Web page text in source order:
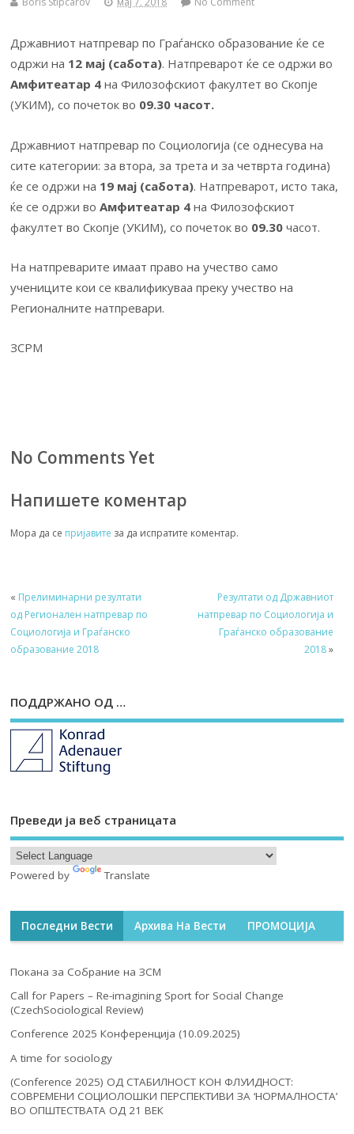
Државниот натпревар по Граѓанско образование ќе се
одржи на 12 мај (сабота). Натпреварот ќе се одржи во
Амфитеатар 4 на Филозофскиот факултет во Скопје
(УКИМ), со почеток во 09.30 часот.
Државниот натпревар по Социологија (се однесува на
сите категории: за втора, за трета и за четврта година)
ќе се одржи на 19 мај (сабота). Натпреварот, исто така,
ќе се одржи воАмфитеатар 4 на Филозофскиот
факултет во Скопје (УКИМ), со почеток во 09.30 часот.
На натпреварите имаат право на учество само
учениците кои се квалификуваа преку учество на
Регионалните натпревари.
ЗСРМ
No Comments Yet
Напишете коментар
Мора да се пријавите за да испратите коментар.
« Прелиминарни резултати
од Регионален натпревар по
Социологија и Граѓанско
образование 2018
Резултати од Државниот
натпревар по Социологија и
Граѓанско образование
2018»
ПОДДРЖАНО ОД …
Преведи ја веб страницата
Powered by Translate
Последни Вести Архива На Вести ПРОМОЦИЈА
Покана за Собрание на ЗСМ
Call for Papers – Re-imagining Sport for Social Change
(CzechSociological Review)
Conference 2025 Конференција (10.09.2025)
A time for sociology
(Conference 2025) ОД СТАБИЛНОСТ КОН ФЛУИДНОСТ:
СОВРЕМЕНИ СОЦИОЛОШКИ ПЕРСПЕКТИВИ ЗА ‘НОРМАЛНОСТА’
ВО ОПШТЕСТВАТА ОД 21 ВЕК